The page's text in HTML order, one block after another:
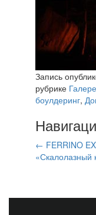
Запись
рубрике
боулдеринг,
← FERRINO
«Скалолазный